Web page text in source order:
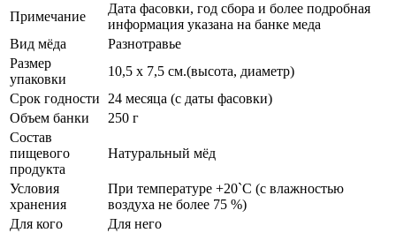
Примечание
Дата фасовки, год сбора и более подробная
информация указана на банке меда
Вид мёда
Разнотравье
Размер
упаковки
10,5 x 7,5 см.(высота, диаметр)
Срок годности
24 месяца (с даты фасовки)
Объем банки
250 г
Состав
пищевого
продукта
Натуральный мёд
Условия
хранения
При температуре +20`С (с влажностью
воздуха не более 75 %)
Для кого
Для него